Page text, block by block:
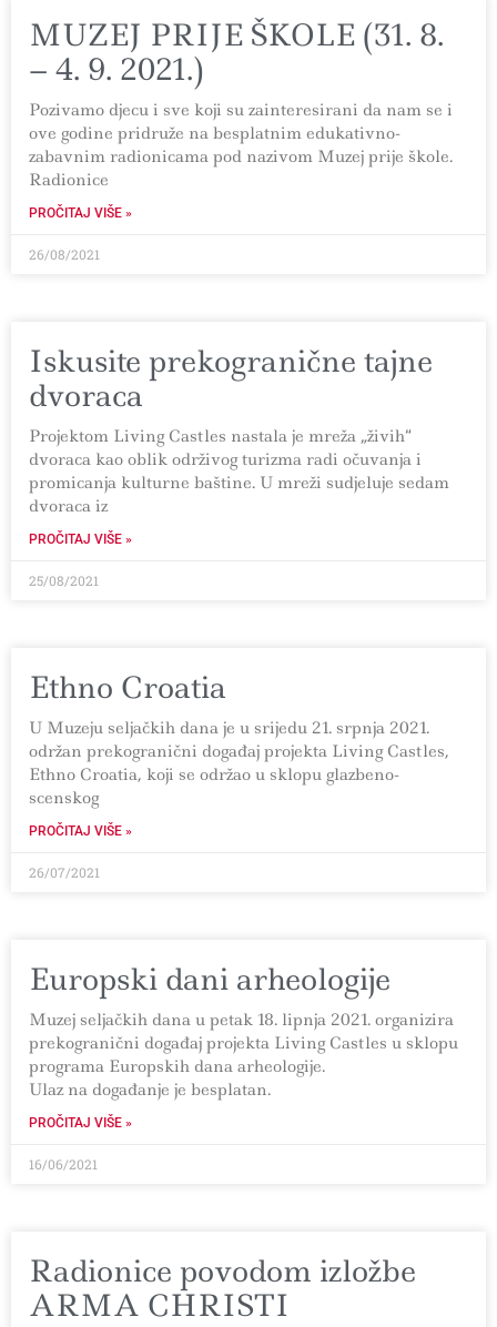
MUZEJ PRIJE ŠKOLE (31. 8.
– 4. 9. 2021.)
Pozivamo djecu i sve koji su zainteresirani da nam se i
ove godine pridruže na besplatnim edukativno-
zabavnim radionicama pod nazivom Muzej prije škole.
Radionice
PROČITAJ VIŠE »
26/08/2021
Iskusite prekogranične tajne
dvoraca
Projektom Living Castles nastala je mreža „živih“
dvoraca kao oblik održivog turizma radi očuvanja i
promicanja kulturne baštine. U mreži sudjeluje sedam
dvoraca iz
PROČITAJ VIŠE »
25/08/2021
Ethno Croatia
U Muzeju seljačkih dana je u srijedu 21. srpnja 2021.
održan prekogranični događaj projekta Living Castles,
Ethno Croatia, koji se održao u sklopu glazbeno-
scenskog
PROČITAJ VIŠE »
26/07/2021
Europski dani arheologije
Muzej seljačkih dana u petak 18. lipnja 2021. organizira
prekogranični događaj projekta Living Castles u sklopu
programa Europskih dana arheologije.
Ulaz na događanje je besplatan.
PROČITAJ VIŠE »
16/06/2021
Radionice povodom izložbe
ARMA CHRISTI